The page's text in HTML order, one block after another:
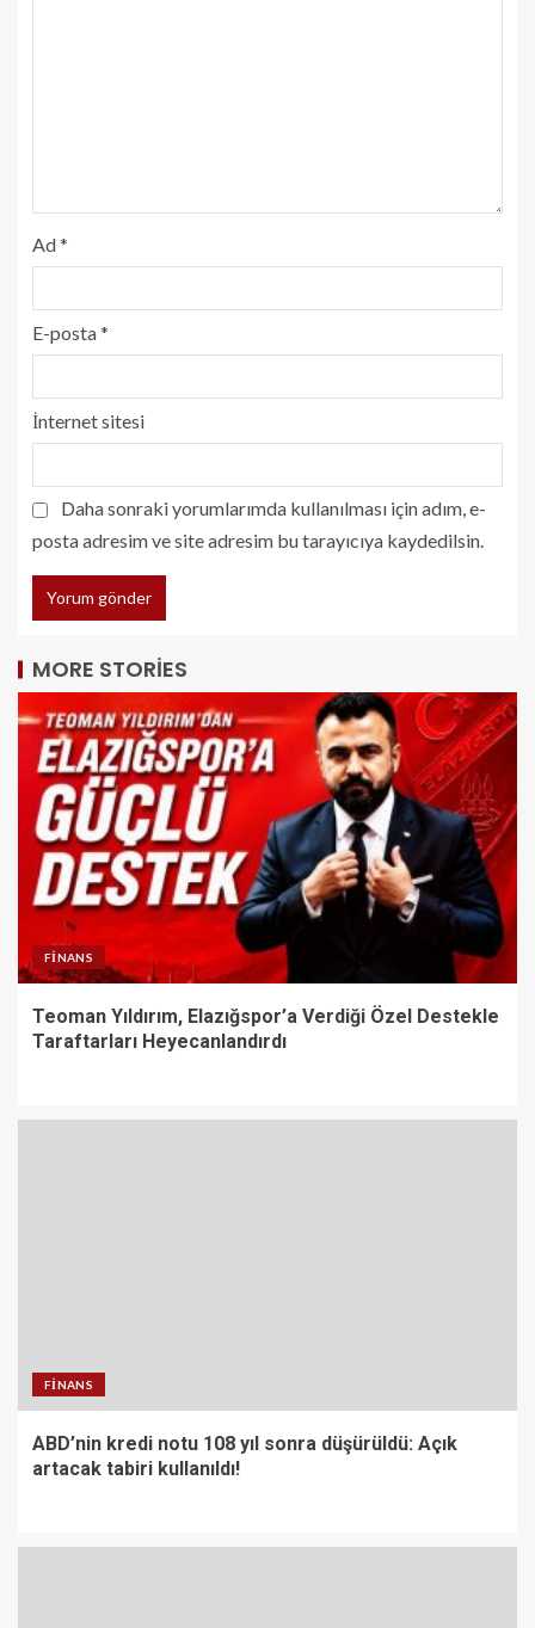
Ad*
E-posta*
İnternet sitesi
Daha sonraki yorumlarımda kullanılması için adım, e-
posta adresim ve site adresim bu tarayıcıya kaydedilsin.
MORE STORIES
FINANS
Teoman Yıldırım, Elazığspor’a Verdiği Özel Destekle
Taraftarları Heyecanlandırdı
FINANS
ABD’nin kredi notu 108 yıl sonra düşürüldü: Açık
artacak tabiri kullanıldı!